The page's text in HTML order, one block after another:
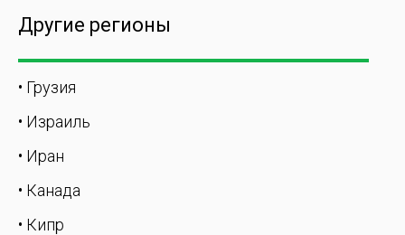
Другие регионы
• Грузия
• Израиль
• Иран
• Канада
• Кипр